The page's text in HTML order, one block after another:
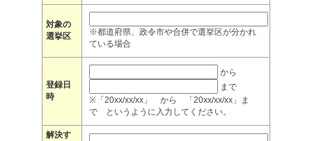
対象の
選挙区
※都道府県、政令市や合併で選挙区が分かれ
ている場合
登録日
時
から
まで
※「20xx/xx/xx」 から 「20xx/xx/xx」ま
で というように入力してください。
解決す